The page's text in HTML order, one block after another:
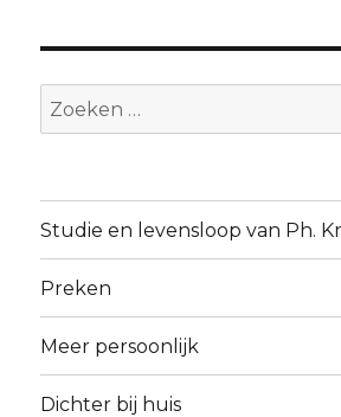
Zoeken
naar:
Studie en levensloop van Ph.
Preken
Meer persoonlijk
Dichter bij huis